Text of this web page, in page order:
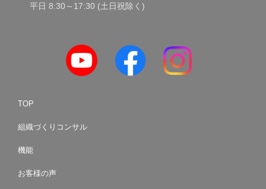
平日 8:30～17:30 (土日祝除く)
TOP
組織づくりコンサル
機能
お客様の声